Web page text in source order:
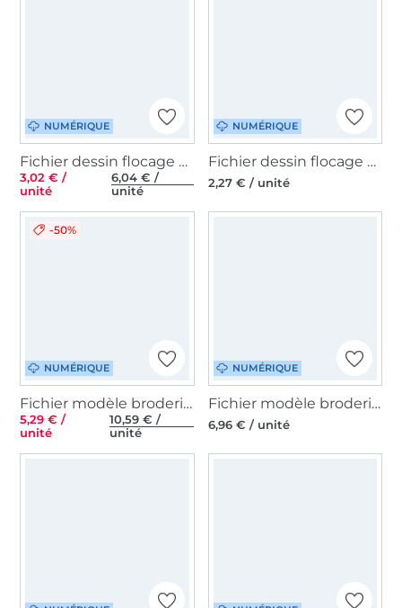
NUMÉRIQUE
Fichier dessin flocage Couronne de Noël Rock Queen
3,02 € /
unité
6,04 € /
unité
NUMÉRIQUE
Fichier dessin flocage Sapin Cœurs GroWiDesign
2,27 € / unité
NUMÉRIQUE
-50%
Fichier modèle broderie Kit Revues de Noël Rock Queen
5,29 € /
unité
10,59 € /
unité
NUMÉRIQUE
Fichier modèle broderie Noël Lutin 2 Guirlande lumineuse GroWiDesign
6,96 € / unité